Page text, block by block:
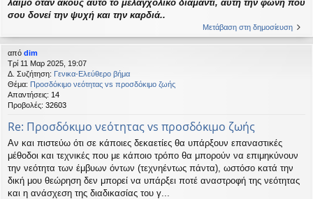
λαιμό όταν ακούς αυτό το μελαγχολικό διαμάντι, αυτή την φωνή που
σου δονεί την ψυχή και την καρδιά..
Μετάβαση στη δημοσίευση
από dim
Τρί 11 Μαρ 2025, 19:07
Δ. Συζήτηση: Γενικα-Ελεύθερο βήμα
Θέμα: Προσδόκιμο νεότητας vs προσδόκιμο ζωής
Απαντήσεις: 14
Προβολές: 32603
Re: Προσδόκιμο νεότητας vs προσδόκιμο ζωής
Αν και πιστεύω ότι σε κάποιες δεκαετίες θα υπάρξουν επαναστικές
μέθοδοι και τεχνικές που με κάποιο τρόπο θα μπορούν να επιμηκύνουν
την νεότητα των έμβυων όντων (τεχνηέντως πάντα), ωστόσο κατά την
δική μου θεώρηση δεν μπορεί να υπάρξει ποτέ αναστροφή της νεότητας
και η ανάσχεση της διαδικασίας του γ...